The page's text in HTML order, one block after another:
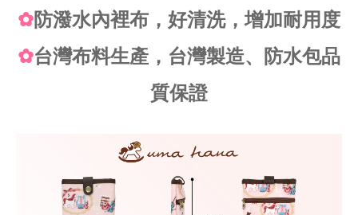
✿防潑水內裡布，好清洗，增加耐用度
✿台灣布料生產，台灣製造、防水包品
質保證